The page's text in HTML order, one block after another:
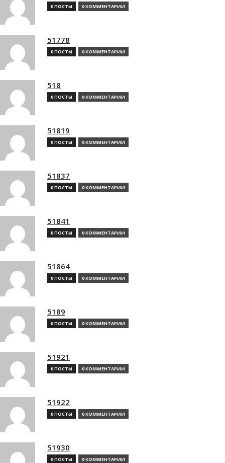
0 ПОСТЫ 0 КОММЕНТАРИИ
51778
0 ПОСТЫ 0 КОММЕНТАРИИ
518
0 ПОСТЫ 0 КОММЕНТАРИИ
51819
0 ПОСТЫ 0 КОММЕНТАРИИ
51837
0 ПОСТЫ 0 КОММЕНТАРИИ
51841
0 ПОСТЫ 0 КОММЕНТАРИИ
51864
0 ПОСТЫ 0 КОММЕНТАРИИ
5189
0 ПОСТЫ 0 КОММЕНТАРИИ
51921
0 ПОСТЫ 0 КОММЕНТАРИИ
51922
0 ПОСТЫ 0 КОММЕНТАРИИ
51930
0 ПОСТЫ 0 КОММЕНТАРИИ